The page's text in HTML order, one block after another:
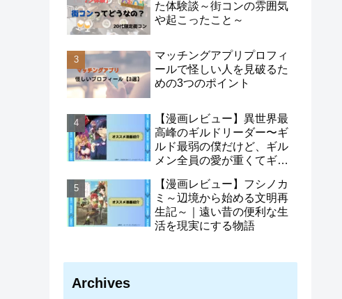
た体験談～街コンの雰囲気
や起こったこと～
マッチングアプリプロフィ
ールで怪しい人を見破るた
めの3つのポイント
【漫画レビュー】異世界最
高峰のギルドリーダー〜ギ
ルド最弱の僕だけど、ギル
メン全員の愛が重くてギル
ルメン全員がヤンデレ化さ
せた主人公の物語
【漫画レビュー】フシノカ
ミ～辺境から始める文明再
生記～｜遠い昔の便利な生
活を現実にする物語
Archives